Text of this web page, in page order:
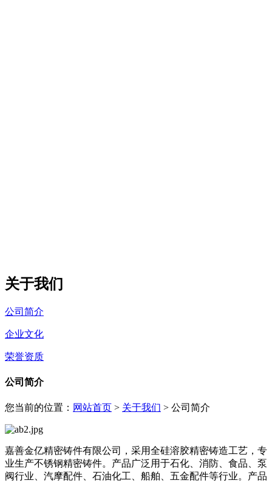
关于我们
公司简介
企业文化
荣誉资质
公司简介
您当前的位置： 网站首页 > 关于我们 > 公司简介
嘉善金亿精密铸件有限公司，采用全硅溶胶精密铸造工艺，专
业生产不锈钢精密铸件。产品广泛用于石化、消防、食品、泵
阀行业、汽摩配件、石油化工、船舶、五金配件等行业。产品